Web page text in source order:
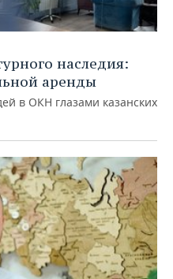
наследия:
аренды
в ОКН глазами казанских